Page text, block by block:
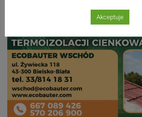
Akceptuje